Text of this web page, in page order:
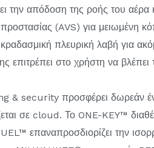
την απόδοση της ροής του αέρα
(AVS) για μειωμένη
πλευρική λαβή για
επιτρέπει στο χρήστη να
security προσφέρει δωρεάν ένα
σε cloud. Το ONE-KEY™
επαναπροσδιορίζει την